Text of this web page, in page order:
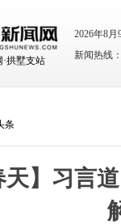
·拱墅支站
2026年8月
新闻热线
条
天】习言